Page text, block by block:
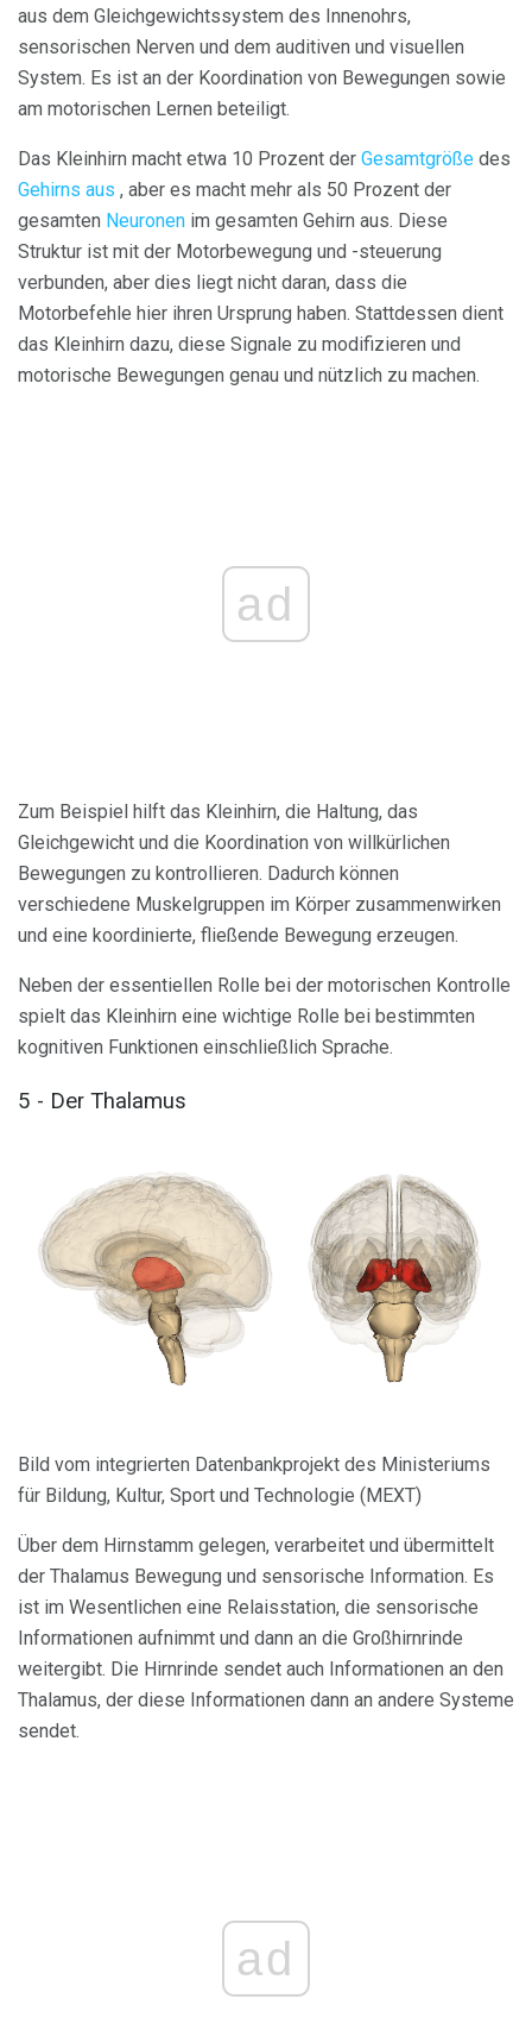
aus dem Gleichgewichtssystem des Innenohrs,
sensorischen Nerven und dem auditiven und visuellen
System. Es ist an der Koordination von Bewegungen sowie
am motorischen Lernen beteiligt.
Das Kleinhirn macht etwa 10 Prozent der Gesamtgröße des
Gehirns aus , aber es macht mehr als 50 Prozent der
gesamten Neuronen im gesamten Gehirn aus. Diese
Struktur ist mit der Motorbewegung und -steuerung
verbunden, aber dies liegt nicht daran, dass die
Motorbefehle hier ihren Ursprung haben. Stattdessen dient
das Kleinhirn dazu, diese Signale zu modifizieren und
motorische Bewegungen genau und nützlich zu machen.
ad
Zum Beispiel hilft das Kleinhirn, die Haltung, das
Gleichgewicht und die Koordination von willkürlichen
Bewegungen zu kontrollieren. Dadurch können
verschiedene Muskelgruppen im Körper zusammenwirken
und eine koordinierte, fließende Bewegung erzeugen.
Neben der essentiellen Rolle bei der motorischen Kontrolle
spielt das Kleinhirn eine wichtige Rolle bei bestimmten
kognitiven Funktionen einschließlich Sprache.
5 - Der Thalamus
Bild vom integrierten Datenbankprojekt des Ministeriums
für Bildung, Kultur, Sport und Technologie (MEXT)
Über dem Hirnstamm gelegen, verarbeitet und übermittelt
der Thalamus Bewegung und sensorische Information. Es
ist im Wesentlichen eine Relaisstation, die sensorische
Informationen aufnimmt und dann an die Großhirnrinde
weitergibt. Die Hirnrinde sendet auch Informationen an den
Thalamus, der diese Informationen dann an andere Systeme
sendet.
ad